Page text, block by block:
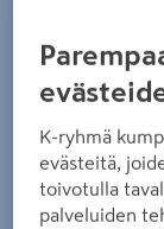
K-ryhmä
evästeitä,
toivotulla
palveluiden